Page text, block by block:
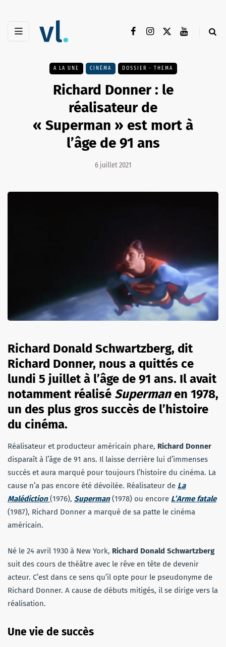
A LA UNE CINÉMA DOSSIER - THEMA
Richard Donner : le
réalisateur de
« Superman » est mort à
l’âge de 91 ans
6 juillet 2021
Richard Donald Schwartzberg, dit
Richard Donner, nous a quittés ce
lundi 5 juillet à l’âge de 91 ans. Il avait
notamment réalisé Supermanen 1978,
un des plus gros succès de l’histoire
du cinéma.
Réalisateur et producteur américain phare, Richard Donner
disparaît à l’âge de 91 ans. Il laisse derrière lui d’immenses
succès et aura marqué pour toujours l’histoire du cinéma. La
cause n’a pas encore été dévoilée. Réalisateur de La
Malédiction (1976), Superman(1978) ou encore L’Arme fatale
(1987), Richard Donner a marqué de sa patte le cinéma
américain.
Né le 24 avril 1930 à New York, Richard Donald Schwartzberg
suit des cours de théâtre avec le rêve en tête de devenir
acteur. C’est dans ce sens qu’il opte pour le pseudonyme de
Richard Donner. A cause de débuts mitigés, il se dirige vers la
réalisation.
Une vie de succès